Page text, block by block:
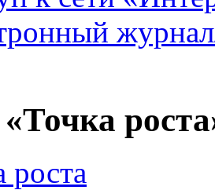
роста